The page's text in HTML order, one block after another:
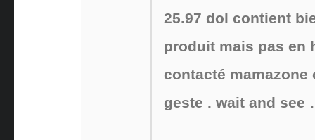
25.97 dol contient
produit mais pas en
contacté
geste . wait and see